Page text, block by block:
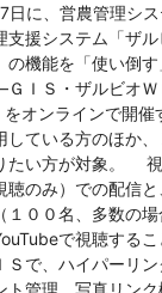
日に、営農管理シ
支援システム「ザ
の機能を「使い倒
ＩＳ・ザルビオＷ
をオンラインで開
している方のほか
たい方が対象。 視
聴のみ）での配信
００名、多数の場
で視聴するこ
で、ハイパーリン
ト管理、写真リン